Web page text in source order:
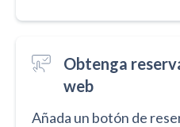
Obtenga
web
Añada un botón de